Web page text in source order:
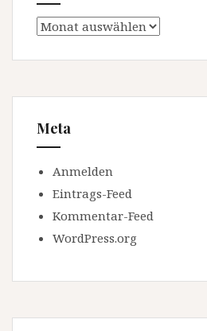
Archiv
Meta
Anmelden
Eintrags-Feed
Kommentar-Feed
WordPress.org